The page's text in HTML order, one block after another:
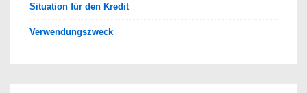
Situation für den Kredit
Verwendungszweck